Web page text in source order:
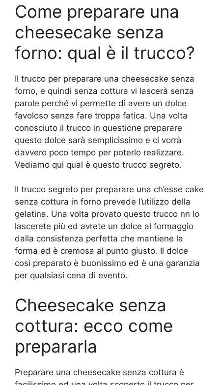
Come preparare una
cheesecake senza
forno: qual è il trucco?
Il trucco per preparare una cheesecake senza
forno, e quindi senza cottura vi lascerà senza
parole perché vi permette di avere un dolce
favoloso senza fare troppa fatica. Una volta
conosciuto il trucco in questione preparare
questo dolce sarà semplicissimo e ci vorrà
davvero poco tempo per poterlo realizzare.
Vediamo qui qual è questo trucco segreto.
Il trucco segreto per preparare una ch’esse cake
senza cottura in forno prevede l’utilizzo della
gelatina. Una volta provato questo trucco nn lo
lascerete più ed avrete un dolce al formaggio
dalla consistenza perfetta che mantiene la
forma ed è cremosa al punto giusto. Il dolce
così preparato è buonissimo ed è una garanzia
per qualsiasi cena di evento.
Cheesecake senza
cottura: ecco come
prepararla
Preparare una cheesecake senza cottura è